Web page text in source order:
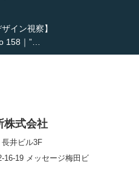
ザイン視察】
158｜”…
き】囲炉裏
を両立した
揚げ店。
株式会社
井ビル3F
16-19 メッセージ梅田ビ